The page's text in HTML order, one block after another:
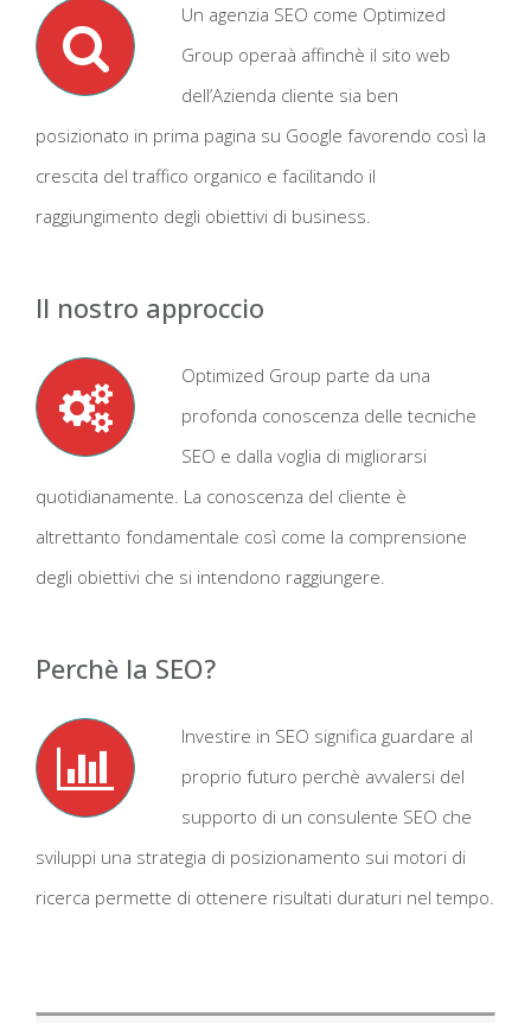
Un agenzia SEO come Optimized
Group operaà affinchè il sito web
dell’Azienda cliente sia ben
posizionato in prima pagina su Google favorendo così la
crescita del traffico organico e facilitando il
raggiungimento degli obiettivi di business.
Il nostro approccio
Optimized Group parte da una
profonda conoscenza delle tecniche
SEO e dalla voglia di migliorarsi
quotidianamente. La conoscenza del cliente è
altrettanto fondamentale così come la comprensione
degli obiettivi che si intendono raggiungere.
Perchè la SEO?
Investire in SEO significa guardare al
proprio futuro perchè avvalersi del
supporto di un consulente SEO che
sviluppi una strategia di posizionamento sui motori di
ricerca permette di ottenere risultati duraturi nel tempo.